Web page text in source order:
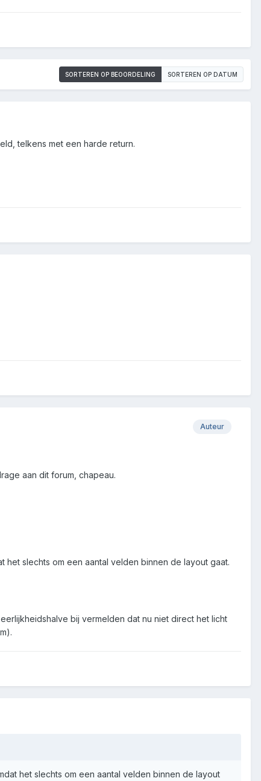
SORTEREN OP BEOORDELING SORTEREN OP DATUM
telkens met een harde return.
Auteur
aan dit forum, chapeau.
slechts om een aantal velden binnen de layout gaat.
bij vermelden dat nu niet direct het licht
het slechts om een aantal velden binnen de layout